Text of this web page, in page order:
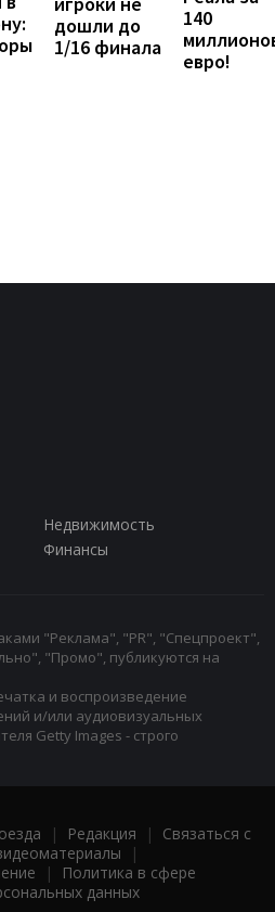
дошли до
1/16 финала
140
евро!
Недвижимость
Финансы
"Реклама", "PR", "Спецпроект",
"Промо", публикуются на
и воспроизведение
и/или аудиовизуальных
Getty Images - строго
| Редакция | Связаться с
|
|
Политика в сфере
данных